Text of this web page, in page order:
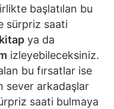
başlatılan bu
sürpriz saati
ya da
izleyebileceksiniz.
bu fırsatlar ise
sever arkadaşlar
saati bulmaya